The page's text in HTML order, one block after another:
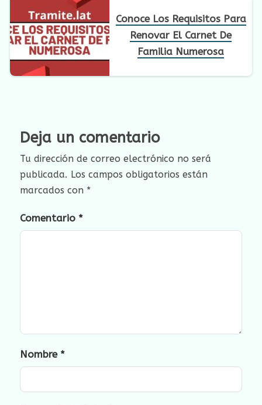
Conoce Los Requisitos Para
Renovar El Carnet De
Familia Numerosa
Deja un comentario
Tu dirección de correo electrónico no será
publicada. Los campos obligatorios están
marcados con *
Comentario *
Nombre *